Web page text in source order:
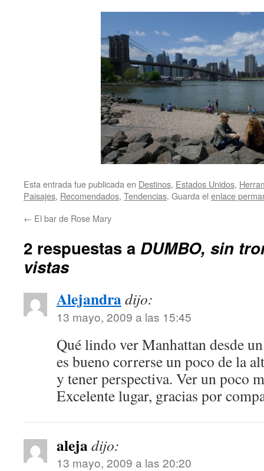
Esta entrada fue publicada en Destinos, Estados Unidos,
Paisajes, Recomendados, Tendencias. Guarda el enlace
← El bar de Rose Mary
2 respuestas a DUMBO, sin
vistas
Alejandradijo:
13 mayo, 2009 a las 15:45
Qué lindo ver Manhattan desde
es bueno correrse un poco de la
y tener perspectiva. Ver un poco
Excelente lugar, gracias por
alejadijo:
13 mayo, 2009 a las 20:20